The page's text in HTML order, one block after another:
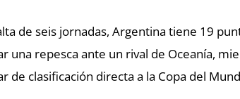
de seis jornadas, Argentina tiene 19
una repesca ante un rival de Oceanía,
de clasificación directa a la Copa del